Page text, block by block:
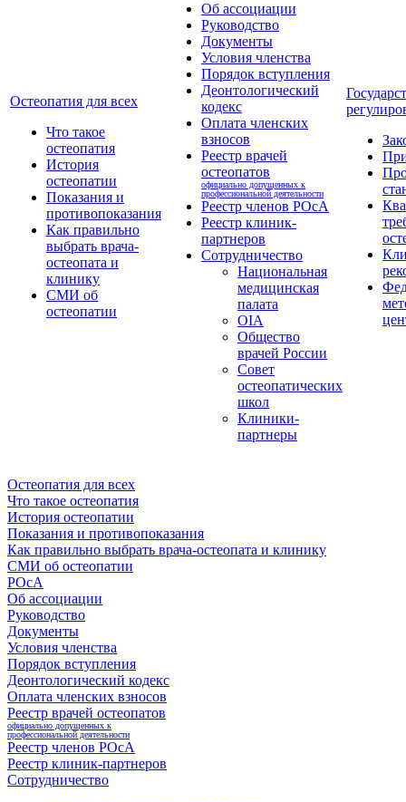
Остеопатия для всех
Что такое
остеопатия
История
остеопатии
Показания и
противопоказания
Как правильно
выбрать врача-
остеопата и
клинику
СМИ об
остеопатии
Об ассоциации
Руководство
Документы
Условия членства
Порядок вступления
Деонтологический
кодекс
Оплата членских
взносов
Реестр врачей
остеопатов
официально допущенных к
профессиональной деятельности
Реестр членов РОсА
Реестр клиник-
партнеров
Сотрудничество
Национальная
медицинская
палата
OIA
Общество
врачей России
Совет
остеопатических
школ
Клиники-
партнеры
Остеопатия для всех
Что такое остеопатия
История остеопатии
Показания и противопоказания
Как правильно выбрать врача-остеопата и клинику
СМИ об остеопатии
РОсА
Об ассоциации
Руководство
Документы
Условия членства
Порядок вступления
Деонтологический кодекс
Оплата членских взносов
Реестр врачей остеопатов
официально допущенных к
профессиональной деятельности
Реестр членов РОсА
Реестр клиник-партнеров
Сотрудничество